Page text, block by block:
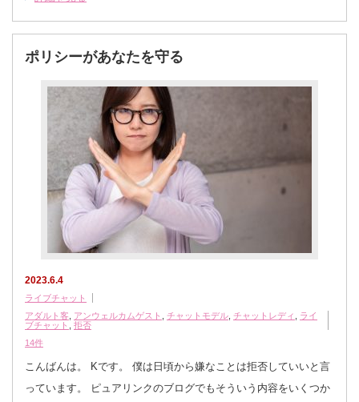
ポリシーがあなたを守る
2023.6.4
ライブチャット
アダルト客
アンウェルカムゲスト チャットモデル チャットレディ
ライ
ブチャット
拒否
14件
こんばんは。 Kです。 僕は日頃から嫌なことは拒否していいと言
っています。 ピュアリンクのブログでもそういう内容をいくつか